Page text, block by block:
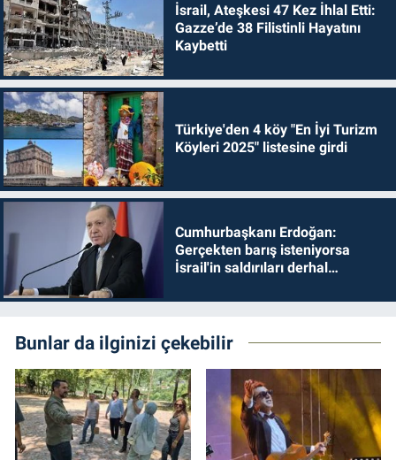
İsrail, Ateşkesi 47 Kez İhlal Etti:
Gazze’de 38 Filistinli Hayatını
Kaybetti
Türkiye'den 4 köy "En İyi Turizm
Köyleri 2025" listesine girdi
Cumhurbaşkanı Erdoğan:
Gerçekten barış isteniyorsa
İsrail'in saldırıları derhal
Bunlar da ilginizi çekebilir